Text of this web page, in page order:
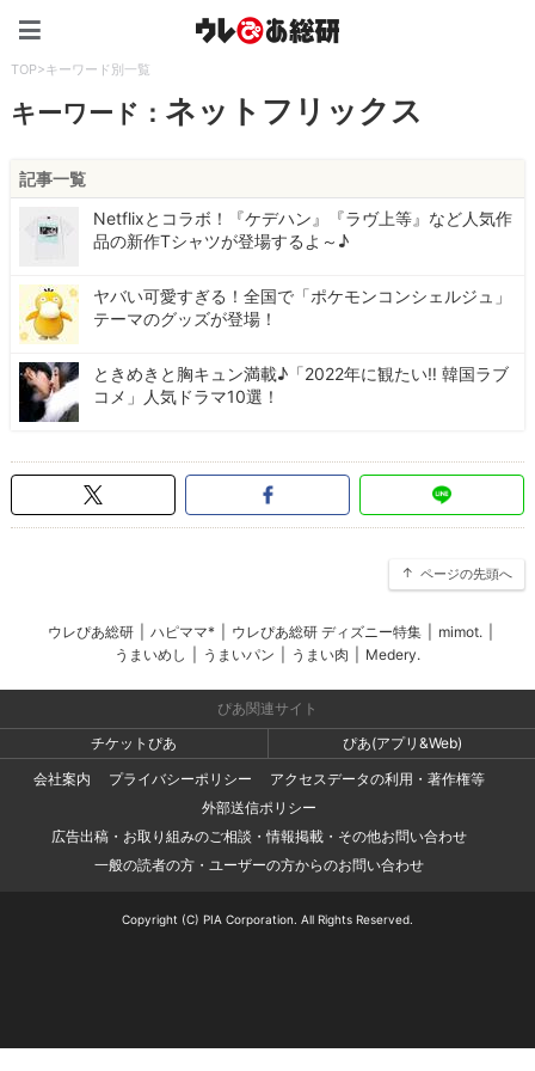
TOP>キーワード別一覧
キーワード： ネットフリックス
記事一覧
Netflixとコラボ！『ケデハン』『ラヴ上等』など人気作
品の新作Tシャツが登場するよ～♪
ヤバい可愛すぎる！全国で「ポケモンコンシェルジュ」
テーマのグッズが登場！
ときめきと胸キュン満載♪「2022年に観たい‼ 韓国ラブ
コメ」人気ドラマ10選！
ページの先頭へ
ウレぴあ総研 ハピママ* ウレぴあ総研 ディズニー特集 mimot.
うまいめし
うまいパン うまい肉 Medery.
ぴあ関連サイト
チケットぴあ
ぴあ(アプリ&Web)
会社案内
プライバシーポリシー
アクセスデータの利用・著作権等
外部送信ポリシー
広告出稿・お取り組みのご相談・情報掲載・その他お問い合わせ
一般の読者の方・ユーザーの方からのお問い合わせ
Copyright (C) PIA Corporation. All Rights Reserved.